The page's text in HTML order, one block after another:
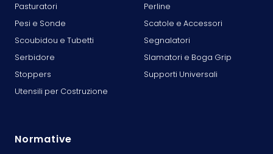
Pasturatori
Perline
Pesi e Sonde
Scatole e Accessori
Scoubidou e Tubetti
Segnalatori
Serbidore
Slamatori e Boga Grip
Stoppers
Supporti Universali
Utensili per Costruzione
Normative